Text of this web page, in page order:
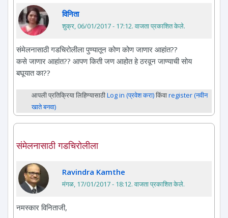
विनिता
शुक्र, 06/01/2017 - 17:12. वाजता प्रकाशित केले.
संमेलनासाठी गडचिरोलीला पुण्यातून कोण कोण जाणार आहांत??
कसे जाणार आहांत?? आपण किती जण आहोत हे ठरवून जाण्याची सोय
बघूयात का??
आपली प्रतिक्रिया लिहिण्यासाठीLog in (प्रवेश करा)किंवाregister (नवीन
खाते बनवा)
संमेलनासाठी गडचिरोलीला
Ravindra Kamthe
मंगळ, 17/01/2017 - 18:12. वाजता प्रकाशित केले.
नमस्कार विनिताजी,